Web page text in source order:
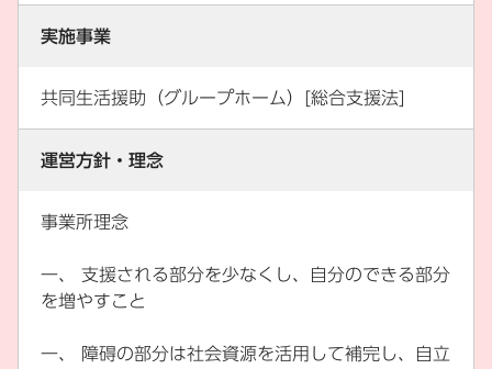
実施事業
共同生活援助（グループホーム）[総合支援法]
運営方針・理念
事業所理念
一、 支援される部分を少なくし、自分のできる部分
を増やすこと
一、 障碍の部分は社会資源を活用して補完し、自立